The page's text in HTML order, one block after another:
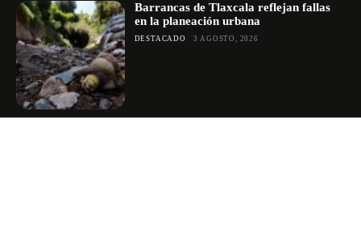
Barrancas de Tlaxcala reflejan fallas
en la planeación urbana
DESTACADO 3 AGOSTO, 2026